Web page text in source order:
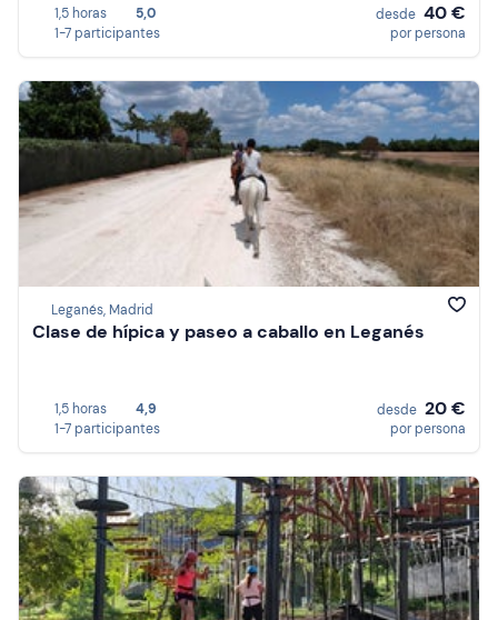
1,5 horas
5,0
1-7 participantes
desde 40 €
por persona
Leganés, Madrid
Clase de hípica y paseo a caballo en Leganés
1,5 horas
4,9
1-7 participantes
desde 20 €
por persona